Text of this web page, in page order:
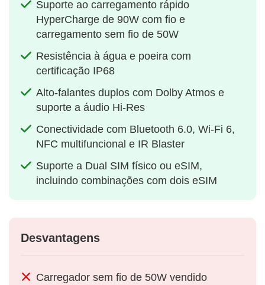
Suporte ao carregamento rápido
HyperCharge de 90W com fio e
carregamento sem fio de 50W
Resistência à água e poeira com
certificação IP68
Alto-falantes duplos com Dolby Atmos e
suporte a áudio Hi-Res
Conectividade com Bluetooth 6.0, Wi-Fi 6,
NFC multifuncional e IR Blaster
Suporte a Dual SIM físico ou eSIM,
incluindo combinações com dois eSIM
Desvantagens
Carregador sem fio de 50W vendido